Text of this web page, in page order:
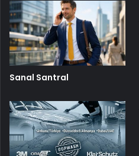
Sanal Santral